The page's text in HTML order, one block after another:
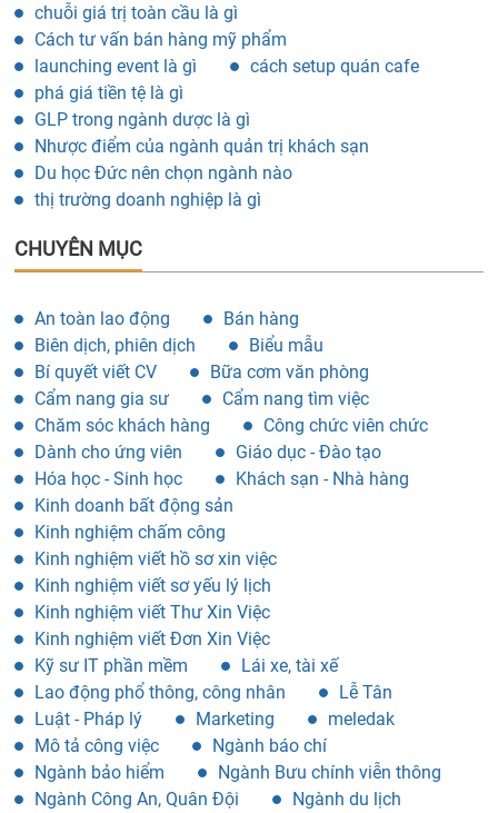
chuỗi giá trị toàn cầu là gì
Cách tư vấn bán hàng mỹ phẩm
launching event là gì
cách setup quán cafe
phá giá tiền tệ là gì
GLP trong ngành dược là gì
Nhược điểm của ngành quản trị khách sạn
Du học Đức nên chọn ngành nào
thị trường doanh nghiệp là gì
CHUYÊN MỤC
An toàn lao động
Bán hàng
Biên dịch, phiên dịch
Biểu mẫu
Bí quyết viết CV
Bữa cơm văn phòng
Cẩm nang gia sư
Cẩm nang tìm việc
Chăm sóc khách hàng
Công chức viên chức
Dành cho ứng viên
Giáo dục - Đào tạo
Hóa học - Sinh học
Khách sạn - Nhà hàng
Kinh doanh bất động sản
Kinh nghiệm chấm công
Kinh nghiệm viết hồ sơ xin việc
Kinh nghiệm viết sơ yếu lý lịch
Kinh nghiệm viết Thư Xin Việc
Kinh nghiệm viết Đơn Xin Việc
Kỹ sư IT phần mềm
Lái xe, tài xế
Lao động phổ thông, công nhân
Lễ Tân
Luật - Pháp lý
Marketing
meledak
Mô tả công việc
Ngành báo chí
Ngành bảo hiểm
Ngành Bưu chính viễn thông
Ngành Công An, Quân Đội
Ngành du lịch